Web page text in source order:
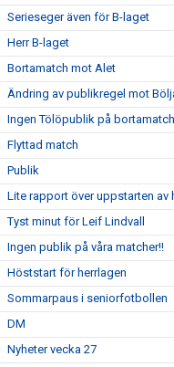
Serieseger även för B-laget
Herr B-laget
Bortamatch mot Alet
Ändring av publikregel mot
Ingen Tölöpublik på
Flyttad match
Publik
Lite rapport över uppstarten av
Tyst minut för Leif Lindvall
Ingen publik på våra matcher!!
Höststart för herrlagen
Sommarpaus i seniorfotbollen
DM
Nyheter vecka 27